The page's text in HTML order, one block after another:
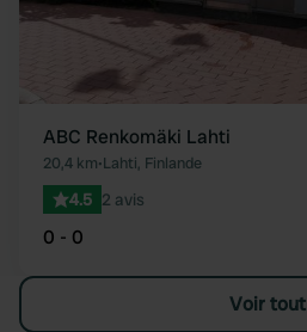
ABC Renkomäki Lahti
20,4 km•Lahti, Finlande
4.5 2 avis
0 - 0
Voir tout